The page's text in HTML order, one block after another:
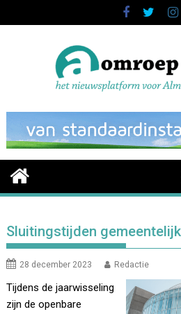
to
Sluitingstijden
28 december 2023 Redactie
Tijdens de jaarwisseling
zijn de openbare